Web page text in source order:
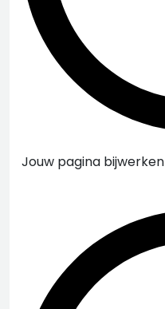
Jouw pagina bijwerken